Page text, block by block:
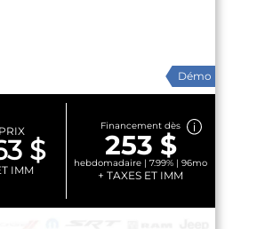
Démo
$
IMM
Financement dès
253 $
hebdomadaire | 7.99% | 96mo
+ TAXES ET IMM